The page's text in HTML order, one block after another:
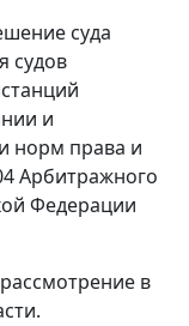
суда
судов
и
норм права и
Арбитражного
Федерации
в